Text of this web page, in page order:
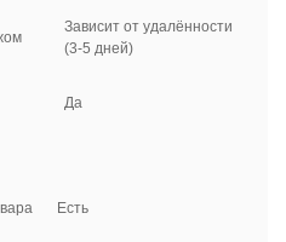
Зависит от удалённости
(3-5 дней)
Да
Есть